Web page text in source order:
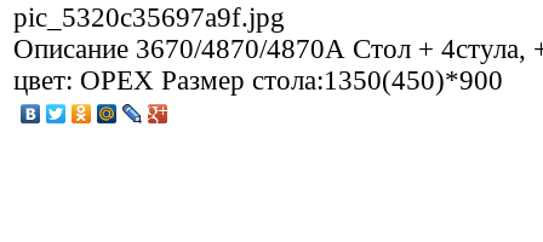
pic_5320c35697a9f.jpg
Описание 3670/4870/4870А Стол + 4стула,
цвет: ОРЕХ Размер стола:1350(450)*900